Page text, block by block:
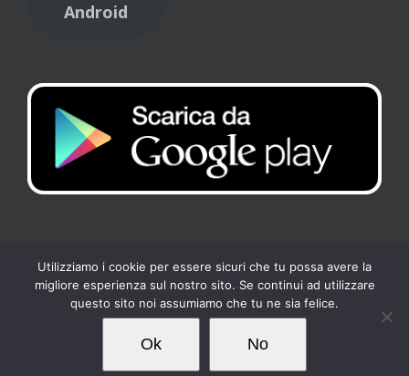
Android
Copyright 2017 Tennis Club Kipling | All Rights Reserved |Privacy
Cookies| Powered byLoto Servizi
FacebookInstagram
Utilizziamo i cookie per essere sicuri che tu possa avere la
migliore esperienza sul nostro sito. Se continui ad utilizzare
questo sito noi assumiamo che tu ne sia felice.
Ok No